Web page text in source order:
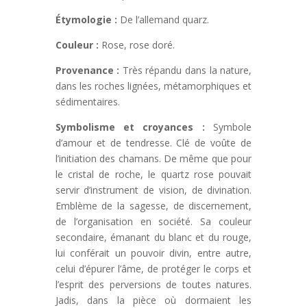
Étymologie : De l’allemand quarz.
Couleur : Rose, rose doré.
Provenance : Très répandu dans la nature,
dans les roches lignées, métamorphiques et
sédimentaires.
Symbolisme et croyances : Symbole
d’amour et de tendresse. Clé de voûte de
l’initiation des chamans. De même que pour
le cristal de roche, le quartz rose pouvait
servir d’instrument de vision, de divination.
Emblème de la sagesse, de discernement,
de l’organisation en société. Sa couleur
secondaire, émanant du blanc et du rouge,
lui conférait un pouvoir divin, entre autre,
celui d’épurer l’âme, de protéger le corps et
l’esprit des perversions de toutes natures.
Jadis, dans la pièce où dormaient les